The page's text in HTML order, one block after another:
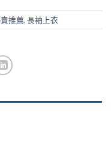
推薦,長袖上衣